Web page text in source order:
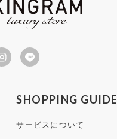
SHOPPING GUIDE
サービスについて